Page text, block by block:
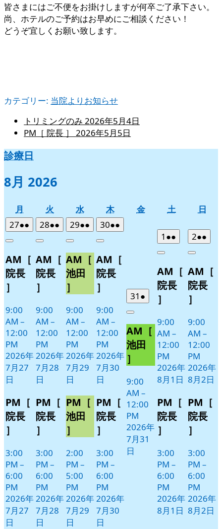
皆さまにはご不便をお掛けしますが何卒ご了承下さい。
尚、ホテルのご予約はお早めにご相談ください！
どうぞ宜しくお願い致します。
カテゴリー: 当院よりお知らせ
トリミングのみ 2026年5月4日
PM［ 院長 ］ 2026年5月5日
診療日
8月 2026
月
曜
日
火
曜
日
水水
曜
日
木木
曜
日
金金
土土
日
日
日
272026
年
月
27
日
●●
件
イ
ベ
ト)
Close
AM［
院長
］
9:00
AM –
12:00
PM
2026年
7月27
日
PM［
院長
］
3:00
PM –
6:00
PM
2026年
7月27
日
282026
年
月
28
日
●●
件
イ
ベ
ト)
Close
AM［
院長
］
9:00
AM –
12:00
PM
2026年
7月28
日
PM［
院長
］
3:00
PM –
6:00
PM
2026年
7月28
日
292026
年
月
29
●●
件
イ
ベ
ト)
Close
AM［
池田
］
9:00
AM –
12:00
PM
2026年
7月29
日
PM［
池田
］
2:00
PM –
5:00
PM
2026年
7月29
日
302026
年
月
30
日
●●
件
イ
Close
AM［
院長
］
9:00
AM –
12:00
PM
2026年
7月30
日
PM［
院長
］
3:00
PM –
6:00
PM
2026年
7月30
日
31 2026
年
月
31
●
件
イ
ベ
ト)
Close
AM［
池田
］
9:00
AM –
12:00
PM
2026年
7月31
日
1 2026
年
月
1
日
●●
件
イ
ベ
Close
AM［
院長
］
9:00
AM –
12:00
PM
2026年
8月1日
PM［
院長
］
3:00
PM –
6:00
PM
2026年
8月1日
22026
年
月
2
日
●●
件
イ
ベ
Close
AM［
院長
］
9:00
AM –
12:00
PM
2026年
8月2日
PM［
院長
］
3:00
PM –
6:00
PM
2026年
8月2日